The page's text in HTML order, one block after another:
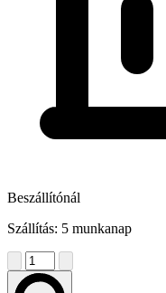
Beszállítónál
Szállítás: 5 munkanap